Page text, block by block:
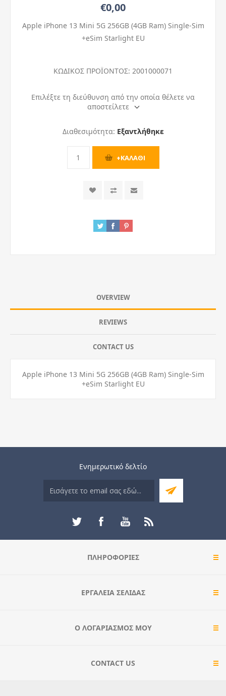
€0,00
Apple iPhone 13 Mini 5G 256GB (4GB Ram) Single-Sim
+eSim Starlight EU
ΚΩΔΙΚΟΣ ΠΡΟΪΟΝΤΟΣ: 2001000071
Επιλέξτε τη διεύθυνση από την οποία θέλετε να
αποστείλετε
Διαθεσιμότητα: Εξαντλήθηκε
OVERVIEW
REVIEWS
CONTACT US
Apple iPhone 13 Mini 5G 256GB (4GB Ram) Single-Sim
+eSim Starlight EU
Ενημερωτικό δελτίο
ΠΛΗΡΟΦΟΡΊΕΣ
ΕΡΓΑΛΕΊΑ ΣΕΛΊΔΑΣ
Ο ΛΟΓΑΡΙΑΣΜΌΣ ΜΟΥ
CONTACT US